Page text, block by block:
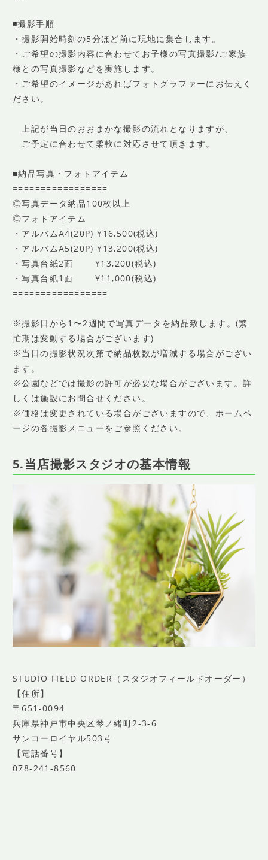
◾️撮影手順
・撮影開始時刻の5分ほど前に現地に集合します。
・ご希望の撮影内容に合わせてお子様の写真撮影/ご家族
様との写真撮影などを実施します。
・ご希望のイメージがあればフォトグラファーにお伝えく
ださい。
上記が当日のおおまかな撮影の流れとなりますが、
ご予定に合わせて柔軟に対応させて頂きます。
■納品写真・フォトアイテム
=================
◎写真データ納品100枚以上
◎フォトアイテム
・アルバムA4(20P) ¥16,500(税込)
・アルバムA5(20P) ¥13,200(税込)
・写真台紙2面 ¥13,200(税込)
・写真台紙1面 ¥11,000(税込)
=================
※撮影日から1〜2週間で写真データを納品致します。(繁
忙期は変動する場合がございます)
※当日の撮影状況次第で納品枚数が増減する場合がござい
ます。
※公園などでは撮影の許可が必要な場合がございます。詳
しくは施設にお問合せください。
※価格は変更されている場合がございますので、ホームペ
ージの各撮影メニューをご参照ください。
5.当店撮影スタジオの基本情報
STUDIO FIELD ORDER（スタジオフィールドオーダー）
【住所】
〒651-0094
兵庫県神戸市中央区琴ノ緒町2-3-6
サンコーロイヤル503号
【電話番号】
078-241-8560